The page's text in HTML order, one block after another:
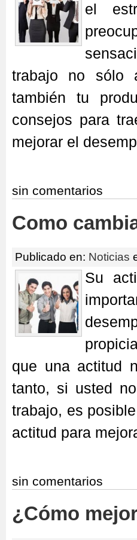
el
trabajo no sólo
también tu
consejos para
mejorar el
sin comentarios
Como
Publicado en: Noticias
Su
que una actitud
tanto, si usted
trabajo, es
actitud para
sin comentarios
¿Cómo